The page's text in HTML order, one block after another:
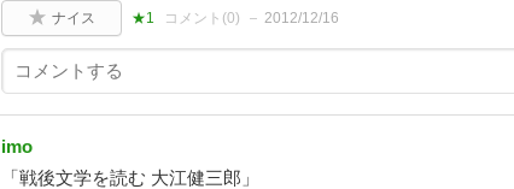
ナイス ★1 コメント(0) 2012/12/16
imo
「戦後文学を読む 大江健三郎」